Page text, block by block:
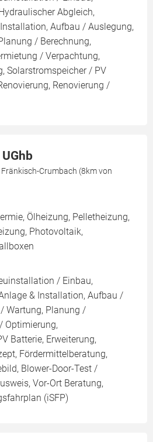
Abgleich,
Aufbau / Auslegung,
/ Berechnung,
/ Verpachtung,
Solarstromspeicher / PV
Renovierung /
Crumbach (8km von
Ölheizung, Pelletheizung,
Photovoltaik,
/ Einbau,
& Installation, Aufbau /
Wartung, Planung /
Optimierung,
Batterie, Erweiterung,
Fördermittelberatung,
Blower-Door-Test /
Vor-Ort Beratung,
(iSFP)